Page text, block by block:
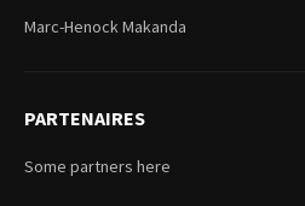
Marc-Henock Makanda
PARTENAIRES
Some partners here